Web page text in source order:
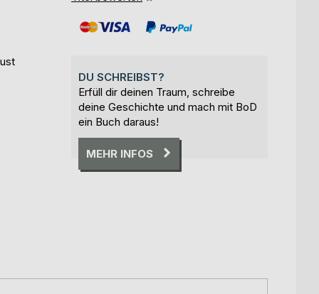
DU SCHREIBST?
Erfüll dir deinen Traum, schreibe
deine Geschichte und mach mit BoD
ein Buch daraus!
MEHR INFOS